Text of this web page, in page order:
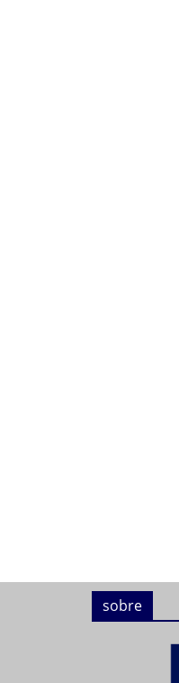
sobre